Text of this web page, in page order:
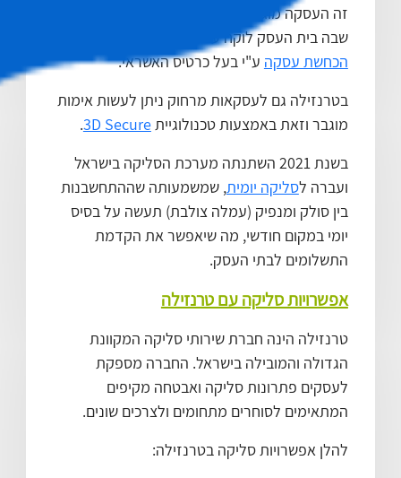
זה העסקה מוגדרת הפעולה כעסקה במסמך חסר
שבה בית העסק לוקח על עצמו אחריות במקרה של
הכחשת עסקה ע"י בעל כרטיס האשראי.
בטרנזילה גם לעסקאות מרחוק ניתן לעשות אימות
מוגבר וזאת באמצעות טכנולוגיית3D Secure
.
בשנת 2021 השתנתה מערכת הסליקה בישראל
ועברה לסליקה יומית, שמשמעותה שההתחשבנות
בין סולק ומנפיק (עמלה צולבת) תעשה על בסיס
יומי במקום חודשי, מה שיאפשר את הקדמת
התשלומים לבתי העסק.
אפשרויות סליקה עם טרנזילה
טרנזילה הינה חברת שירותי סליקה המקוונת
הגדולה והמובילה בישראל. החברה מספקת
לעסקים פתרונות סליקה ואבטחה מקיפים
המתאימים לסוחרים מתחומים ולצרכים שונים.
להלן אפשרויות סליקה בטרנזילה: